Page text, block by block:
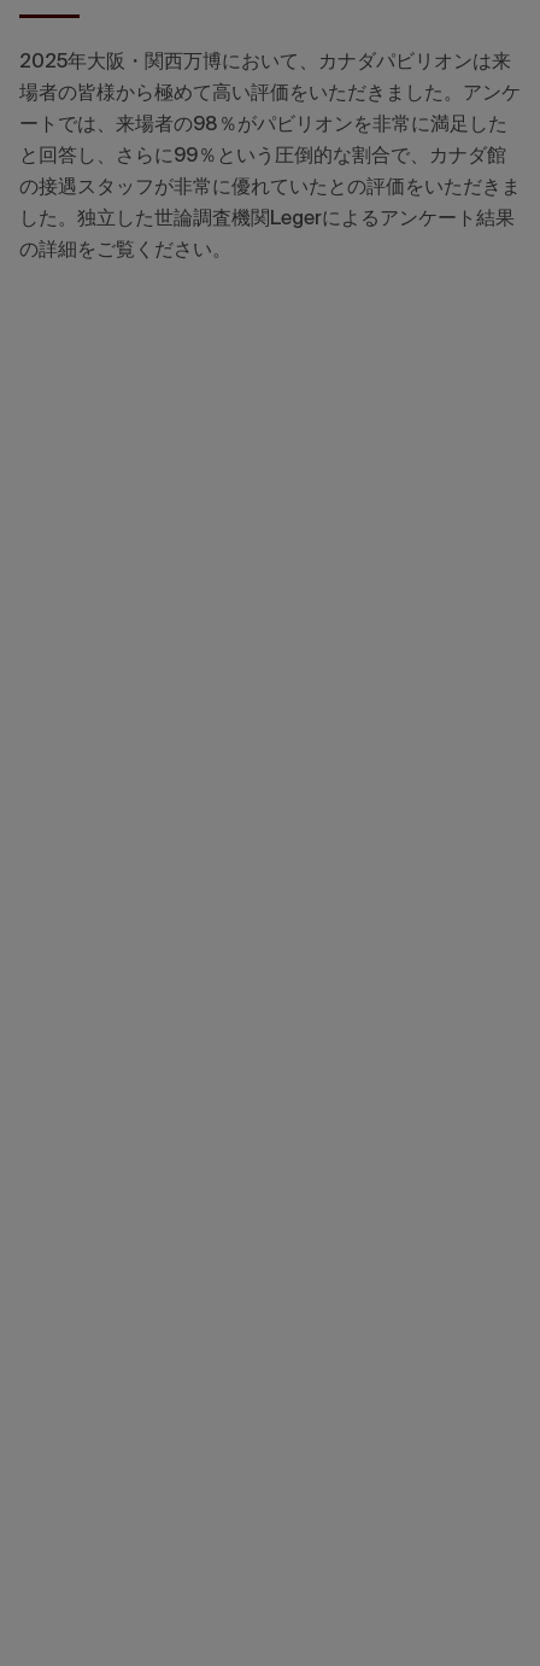
2025年大阪・関西万博において、カナダパビリオンは来
場者の皆様から極めて高い評価をいただきました。アンケ
ートでは、来場者の98 ％がパビリオンを非常に満足した
と回答し、さらに99％という圧倒的な割合で、カナダ館
の接遇スタッフが非常に優れていたとの評価をいただきま
した。独立した世論調査機関 Legerによるアンケート結果
の詳細をご覧ください。